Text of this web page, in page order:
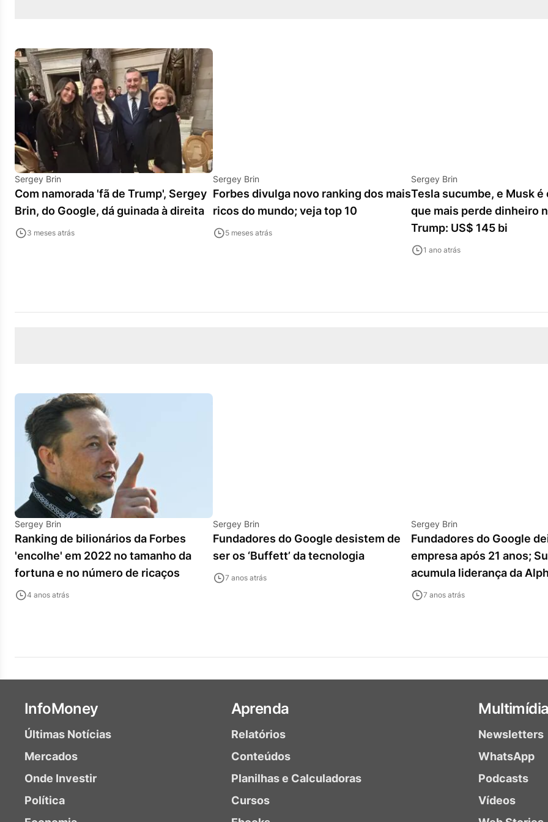
Sergey Brin
Com namorada 'fã de Trump', Sergey
Brin, do Google, dá guinada à direita
3 meses atrás
Sergey Brin
Forbes divulga novo ranking dos mais
ricos do mundo; veja top 10
5 meses atrás
Sergey Brin
Tesla sucumbe, e Musk
que mais perde dinheiro
Trump: US$ 145 bi
1 ano atrás
Sergey Brin
Ranking de bilionários da Forbes
'encolhe' em 2022 no tamanho da
fortuna e no número de ricaços
4 anos atrás
Sergey Brin
Fundadores do Google desistem de
ser os ‘Buffett’ da tecnologia
7 anos atrás
Sergey Brin
Fundadores do Google
empresa após 21 anos;
acumula liderança da
7 anos atrás
InfoMoney
Últimas Notícias
Mercados
Onde Investir
Política
Aprenda
Relatórios
Conteúdos
Planilhas e Calculadoras
Cursos
Multimídia
Newsletters
WhatsApp
Podcasts
Vídeos